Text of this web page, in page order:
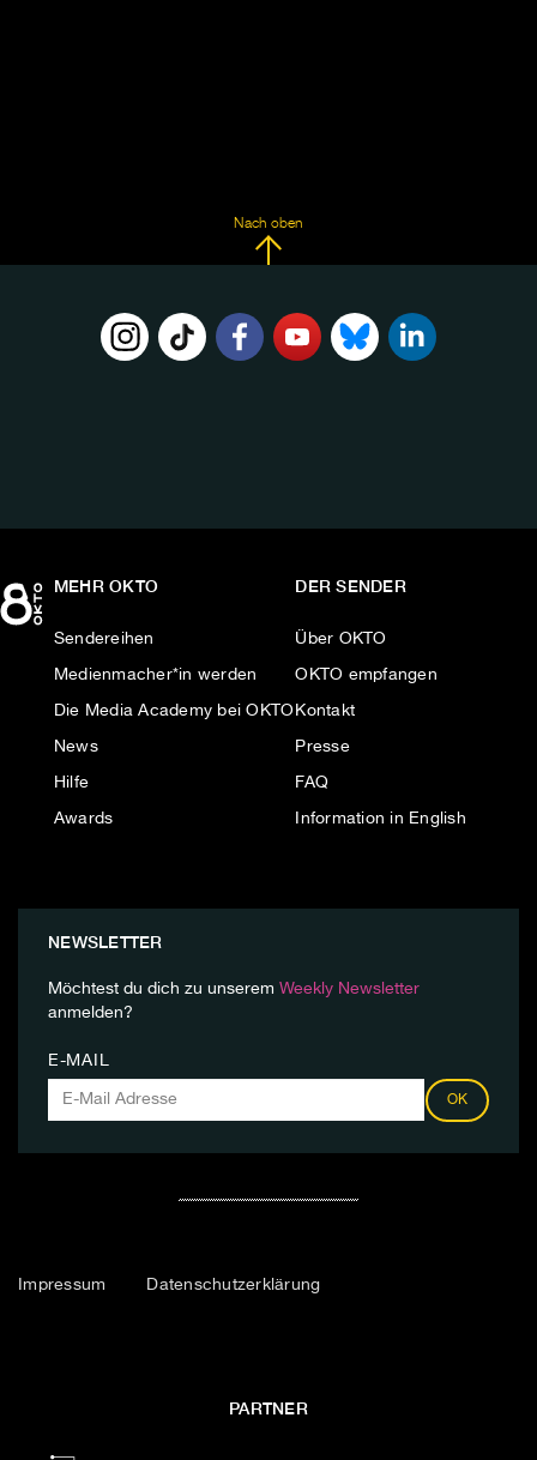
Nach oben
MEHR OKTO
Sendereihen
Medienmacher*in werden
Die Media Academy bei OKTO
News
Hilfe
Awards
DER SENDER
Über OKTO
OKTO empfangen
Kontakt
Presse
FAQ
Information in English
NEWSLETTER
Möchtest du dich zu unserem Weekly Newsletter
anmelden?
E-MAIL
OK
Impressum Datenschutzerklärung
PARTNER